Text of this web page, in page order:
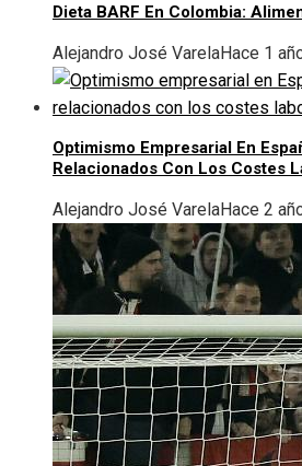
Dieta BARF En Colombia:
Alejandro José VarelaHace 1
Optimismo Empresarial En
Relacionados Con Los Costes
Alejandro José VarelaHace 2